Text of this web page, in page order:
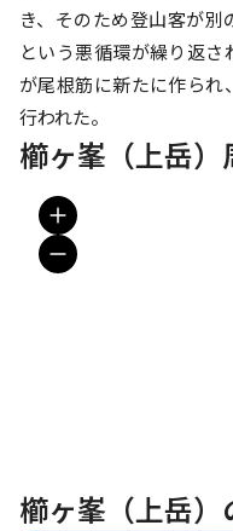
き、そのため登山客が
という悪循環が繰り返
が尾根筋に新たに作ら
行われた。
櫛ヶ峯（上岳）
櫛ヶ峯（上岳